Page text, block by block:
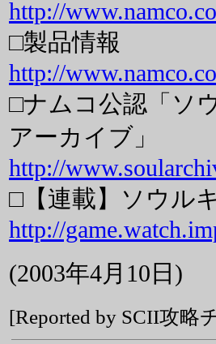
http://
□製品情報
http://
□ナムコ公認「ソ
アーカイブ」
http://
□【連載】ソウル
http://
(2003年4月10日)
[Reported by SCII攻略